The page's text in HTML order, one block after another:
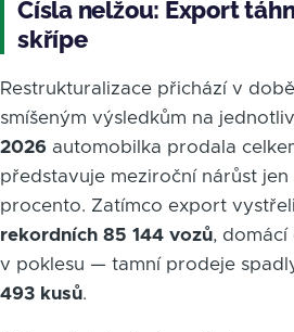
Čísla nelžou: Export
skřípe
Restrukturalizace přichází v
smíšeným výsledkům na
2026 automobilka prodala
představuje meziroční nárůst jen
procento. Zatímco export
rekordních 85 144 vozů, domácí
v poklesu — tamní prodeje
493 kusů.